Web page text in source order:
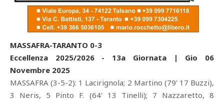
MASSAFRA-TARANTO 0-3
Eccellenza 2025/2026 - 13a Giornata | Gio 06
Novembre 2025
MASSAFRA (3-5-2): 1 Lacirignola; 2 Martino (79' 17 Buzzi),
3 Neris, 5 Pinto F. (64' 13 Tinelli); 7 Nazzaretto, 8